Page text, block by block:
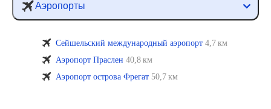
Аэропорты
Сейшельский международный аэропорт 4,7 км
Аэропорт Праслен 40,8 км
Аэропорт острова Фрегат 50,7 км